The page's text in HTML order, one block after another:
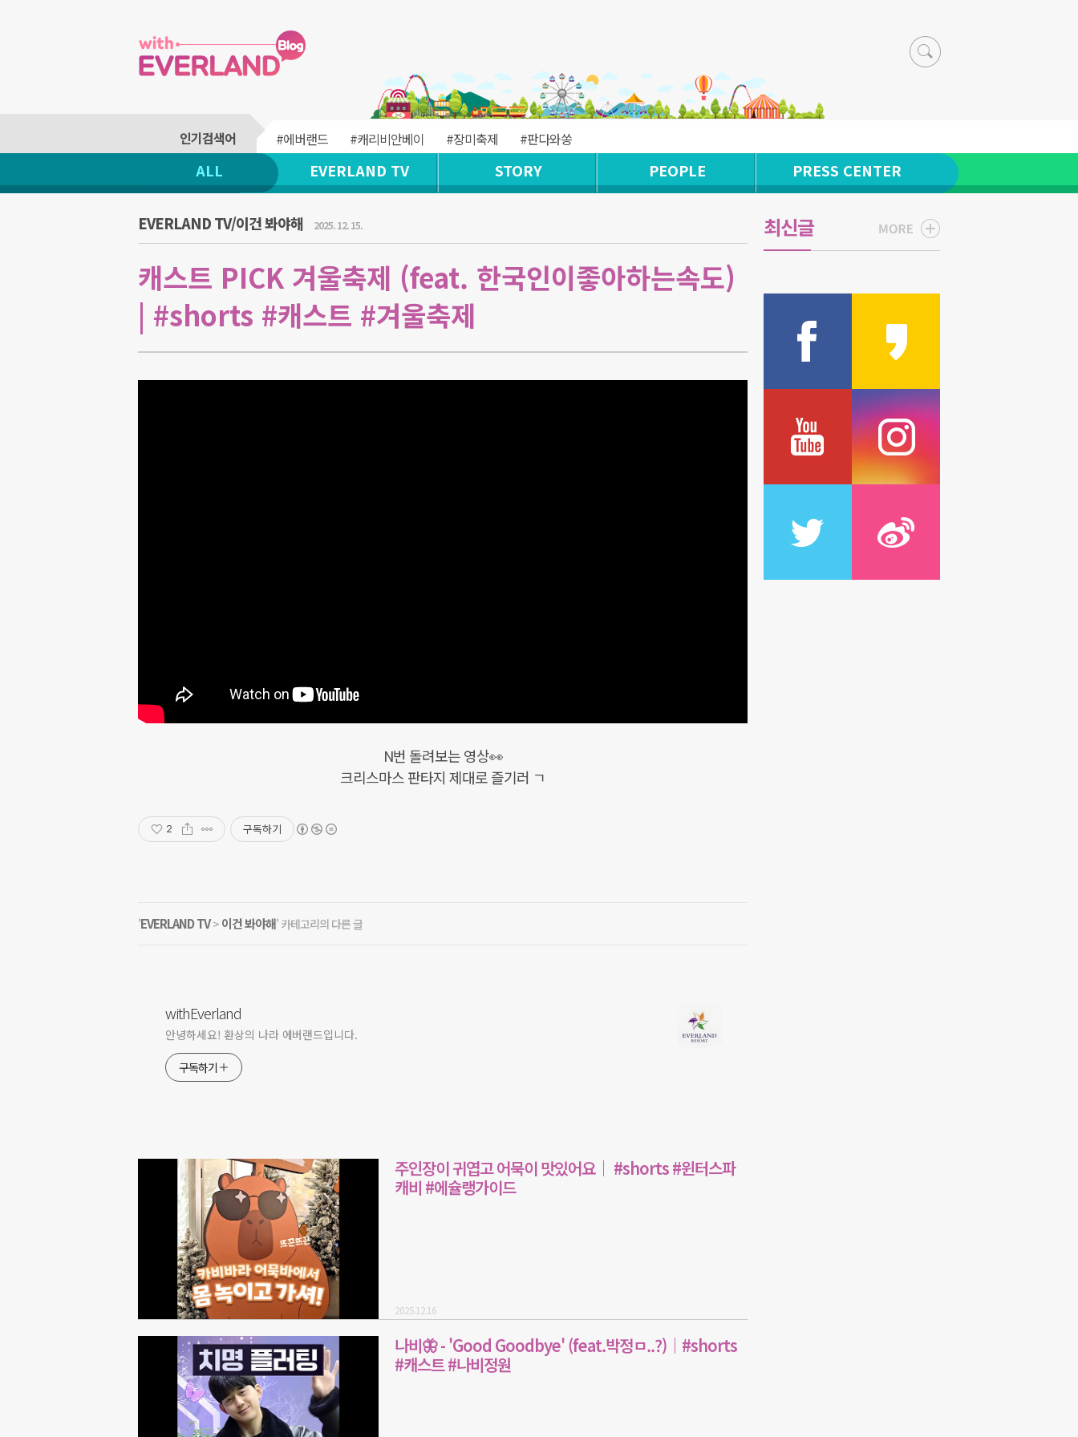
#에버랜드 #캐리비안베이 #장미축제 #판다와쏭
ALL EVERLAND TV STORY PEOPLE PRESS CENTER
EVERLAND TV/이건 봐야해 2025. 12. 15.
캐스트 PICK 겨울축제 (feat. 한국인이좋아하는속도)
| #shorts #캐스트 #겨울축제
N번 돌려보는 영상👀
크리스마스 판타지 제대로 즐기러 ㄱ
2 구독하기
'EVERLAND TV> 이건 봐야해' 카테고리의 다른 글
withEverland
안녕하세요! 환상의 나라 에버랜드입니다.
구독하기
주인장이 귀엽고 어묵이 맛있어요｜ #shorts #윈터스파
캐비 #에슐랭가이드
2025.12.16
나비🦋 - 'Good Goodbye' (feat.박정ㅁ..?)｜#shorts
#캐스트 #나비정원
최신글